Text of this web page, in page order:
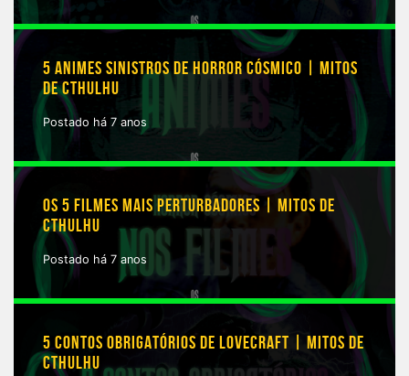
5 ANIMES SINISTROS DE HORROR CÓSMICO | MITOS
DE CTHULHU
Postado há 7 anos
OS 5 FILMES MAIS PERTURBADORES | MITOS DE
CTHULHU
Postado há 7 anos
5 CONTOS OBRIGATÓRIOS DE LOVECRAFT | MITOS DE
CTHULHU